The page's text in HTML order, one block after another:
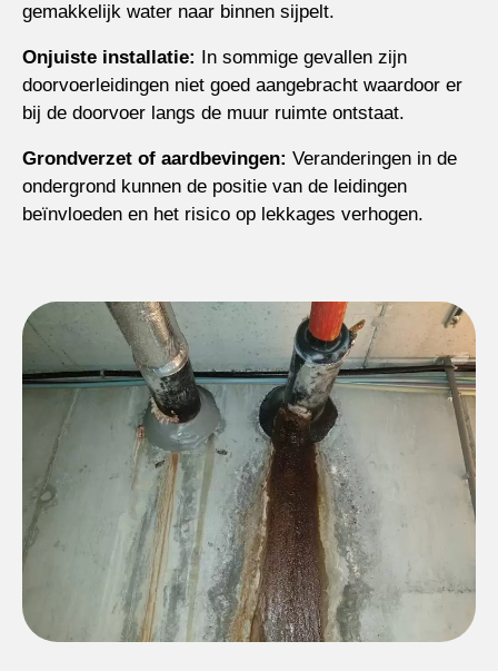
gemakkelijk water naar binnen sijpelt.
Onjuiste installatie: In sommige gevallen zijn
doorvoerleidingen niet goed aangebracht waardoor er
bij de doorvoer langs de muur ruimte ontstaat.
Grondverzet of aardbevingen: Veranderingen in de
ondergrond kunnen de positie van de leidingen
beïnvloeden en het risico op lekkages verhogen.